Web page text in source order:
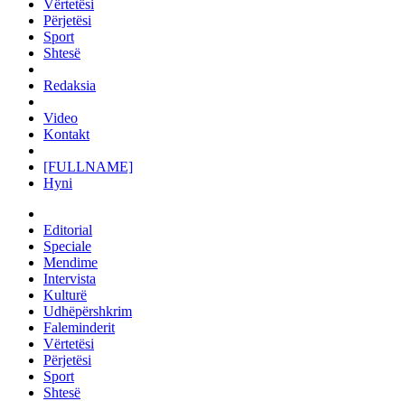
Vërtetësi
Përjetësi
Sport
Shtesë
Redaksia
Video
Kontakt
[FULLNAME]
Hyni
Editorial
Speciale
Mendime
Intervista
Kulturë
Udhëpërshkrim
Faleminderit
Vërtetësi
Përjetësi
Sport
Shtesë